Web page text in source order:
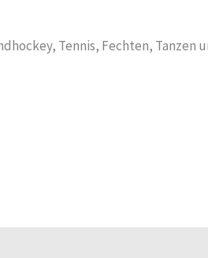
Tennis, Fechten, Tanzen